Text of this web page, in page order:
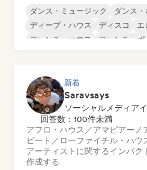
ダンス・ミュージック
ダンス
ディープ・ハウス
ディスコ
エ
フレンチ・ハウス
フレンチ・ポ
新着
Saravsays
ソーシャルメディア
回答数：100件未満
アフロ・ハウス／アマピアーノ
ビート／ローファイチル・ハウ
アーティストに関するインパク
作成する